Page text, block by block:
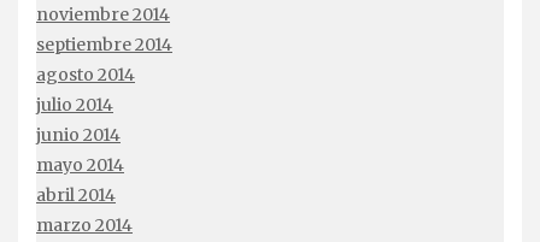
noviembre 2014
septiembre 2014
agosto 2014
julio 2014
junio 2014
mayo 2014
abril 2014
marzo 2014